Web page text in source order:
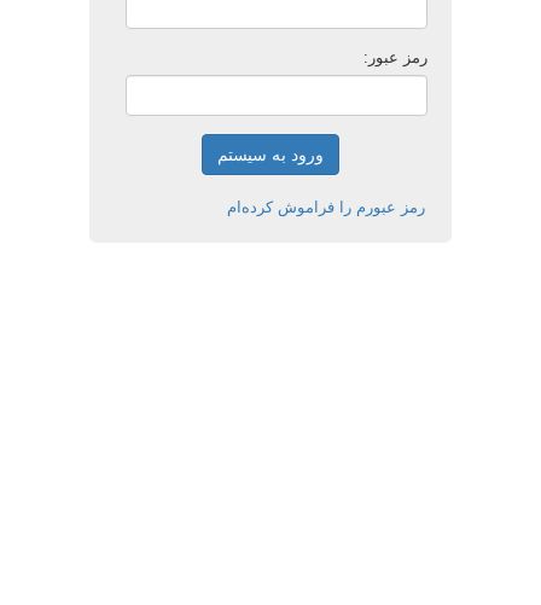
رمز عبور:
رمز عبورم را فراموش کرده‌ام